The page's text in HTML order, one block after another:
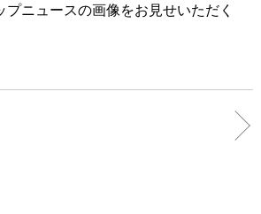
ニュースの画像をお見せいただく